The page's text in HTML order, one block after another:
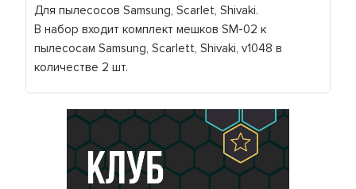
Для пылесосов Samsung, Scarlet, Shivaki.
В набор входит комплект мешков SM-02 к
пылесосам Samsung, Scarlett, Shivaki, v1048 в
количестве 2 шт.